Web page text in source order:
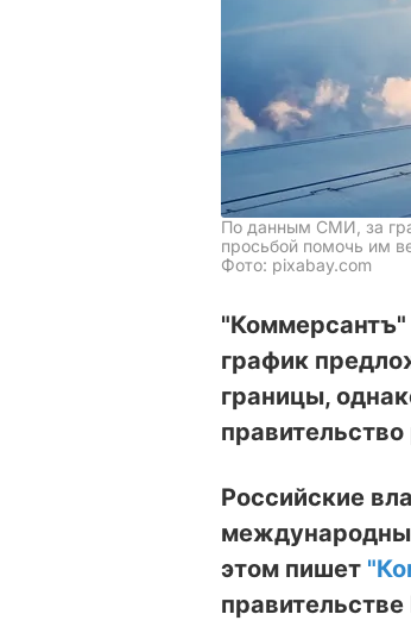
По данным СМИ, за
просьбой помочь им
Фото: pixabay.com
"Коммерсантъ"
график
границы,
Российские
этом пишет